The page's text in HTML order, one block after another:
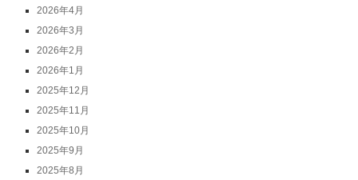
2026年4月
2026年3月
2026年2月
2026年1月
2025年12月
2025年11月
2025年10月
2025年9月
2025年8月